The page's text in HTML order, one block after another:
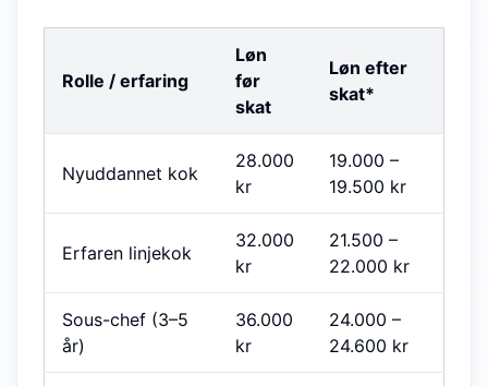
Rolle / erfaring
Løn
før
skat
Løn efter
skat*
Nyuddannet kok
28.000
kr
19.000 –
19.500 kr
Erfaren linjekok
32.000
kr
21.500 –
22.000 kr
Sous-chef (3–5
år)
36.000
kr
24.000 –
24.600 kr